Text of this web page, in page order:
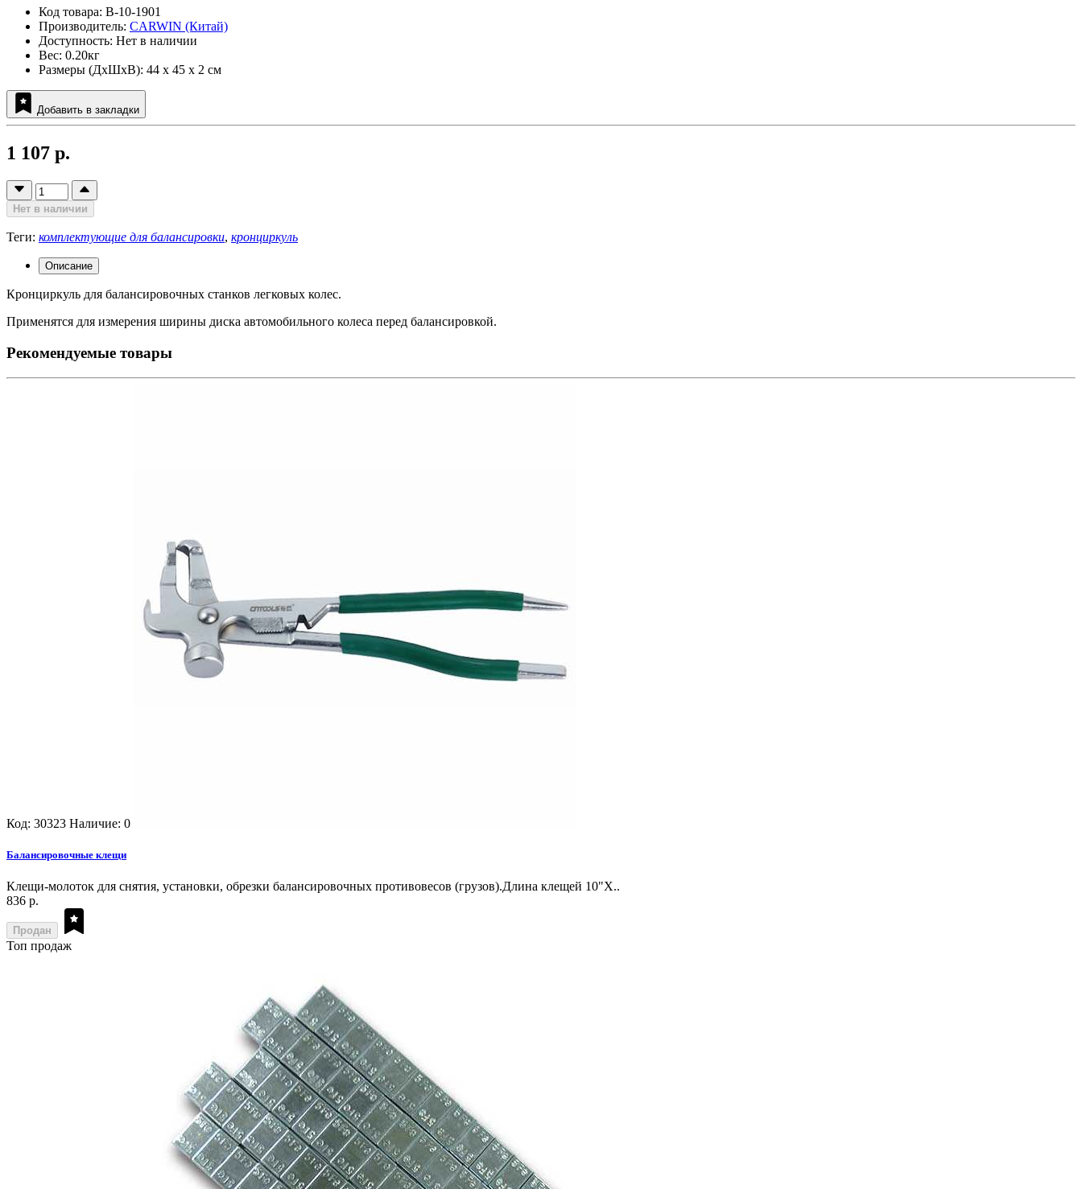
Код товара: B-10-1901
Производитель: CARWIN (Китай)
Доступность: Нет в наличии
Вес: 0.20кг
Размеры (ДxШxВ): 44 x 45 x 2 см
Добавить в закладки
1 107 р.
Нет в наличии
Теги: комплектующие для балансировки, кронциркуль
Описание
Кронциркуль для балансировочных станков легковых колес.
Применятся для измерения ширины диска автомобильного колеса перед балансировкой.
Рекомендуемые товары
Код: 30323 Наличие: 0
Балансировочные клещи
Клещи-молоток для снятия, установки, обрезки балансировочных противовесов (грузов).Длина клещей 10"Х..
836 р.
Продан
Топ продаж